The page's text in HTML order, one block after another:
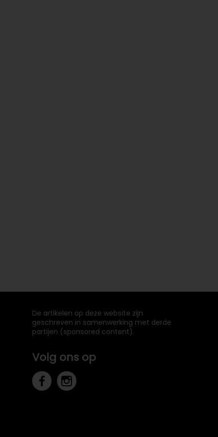
De artikelen op deze website zijn
geschreven in samenwerking met derde
partijen (sponsored content).
Volg ons op